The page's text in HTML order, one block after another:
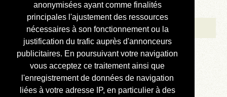
anonymisées ayant comme finalités
principales l'ajustement des ressources
nécessaires à son fonctionnement ou la
justification du trafic auprès d'annonceurs
publicitaires. En poursuivant votre navigation
vous acceptez ce traitement ainsi que
l'enregistrement de données de navigation
liées à votre adresse IP, en particulier à des
Bienvenue
Réalisations
Divers (et d’été)
Annonces
Liens externes